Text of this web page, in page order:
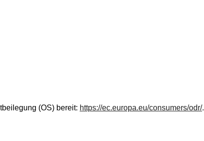
(OS) bereit: https://ec.europa.eu/consumers/odr/.